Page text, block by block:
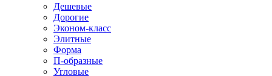
Дешевые
Дорогие
Эконом-класс
Элитные
Форма
П-образные
Угловые